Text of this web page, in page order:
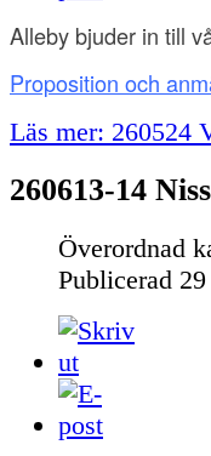
Alleby bjuder in till
Proposition och
Läs mer: 260524
260613-14
Överordnad
Publicerad